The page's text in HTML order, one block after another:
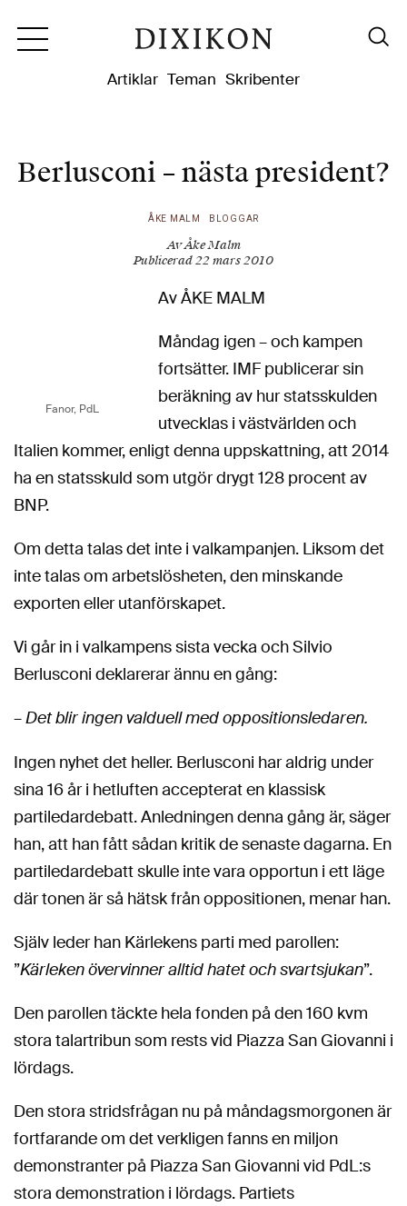
Artiklar Teman Skribenter
Berlusconi – nästa president?
ÅKE MALM BLOGGAR
Av Åke Malm
Publicerad 22 mars 2010
Fanor, PdL
Av ÅKE MALM
Måndag igen – och kampen
fortsätter. IMF publicerar sin
beräkning av hur statsskulden
utvecklas i västvärlden och
Italien kommer, enligt denna uppskattning, att 2014
ha en statsskuld som utgör drygt 128 procent av
BNP.
Om detta talas det inte i valkampanjen. Liksom det
inte talas om arbetslösheten, den minskande
exporten eller utanförskapet.
Vi går in i valkampens sista vecka och Silvio
Berlusconi deklarerar ännu en gång:
–Det blir ingen valduell med oppositionsledaren.
Ingen nyhet det heller. Berlusconi har aldrig under
sina 16 år i hetluften accepterat en klassisk
partiledardebatt. Anledningen denna gång är, säger
han, att han fått sådan kritik de senaste dagarna. En
partiledardebatt skulle inte vara opportun i ett läge
där tonen är så hätsk från oppositionen, menar han.
Själv leder han Kärlekens parti med parollen:
”Kärleken övervinner alltid hatet och svartsjukan”.
Den parollen täckte hela fonden på den 160 kvm
stora talartribun som rests vid Piazza San Giovanni i
lördags.
Den stora stridsfrågan nu på måndagsmorgonen är
fortfarande om det verkligen fanns en miljon
demonstranter på Piazza San Giovanni vid PdL:s
stora demonstration i lördags. Partiets